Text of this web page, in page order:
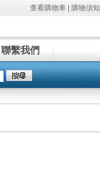
查看購物車 購物須知
聯繫我們